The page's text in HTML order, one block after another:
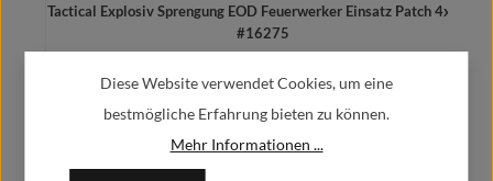
Tactical Explosiv Sprengung EOD Feuerwerker Einsatz Patch 4x4cm
#16275
Preise inkl. MwSt. zzgl. Versandkosten
Diese Website verwendet Cookies, um eine
bestmögliche Erfahrung bieten zu können.
Mehr Informationen ...